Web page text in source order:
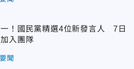
！國民黨精選4位新發言人 7日
入團隊
要聞